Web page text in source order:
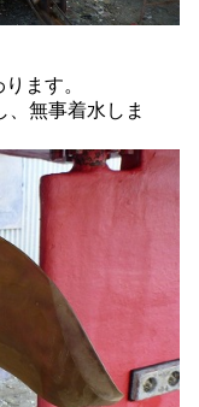
ます。
無事着水しま